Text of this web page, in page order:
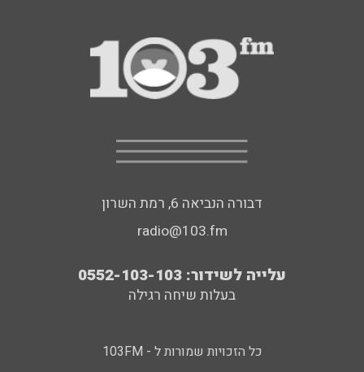
דבורה הנביאה 6, רמת השרון
radio@103.fm
עלייה לשידור: 0552-103-103
בעלות שיחה רגילה
כל הזכויות שמורות ל - 103FM